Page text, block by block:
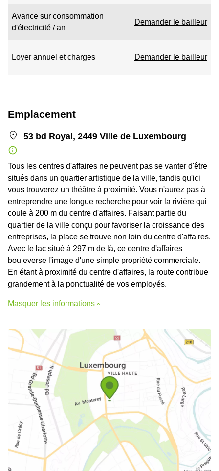
Avance sur consommation
d'électricité / an
Demander le bailleur
Loyer annuel et charges Demander le bailleur
Emplacement
53 bd Royal, 2449 Ville de Luxembourg
Tous les centres d'affaires ne peuvent pas se vanter d'être
situés dans un quartier artistique de la ville, tandis qu'ici
vous trouverez un théâtre à proximité. Vous n'aurez pas à
entreprendre une longue recherche pour voir la rivière qui
coule à 200 m du centre d'affaires. Faisant partie du
quartier de la ville conçu pour favoriser la croissance des
entreprises, la place se trouve non loin du centre d'affaires.
Avec le lac situé à 297 m de là, ce centre d'affaires
bouleverse l'image d'une simple propriété commerciale.
En étant à proximité du centre d'affaires, la route contribue
grandement à la ponctualité de vos employés.
Masquer les informations